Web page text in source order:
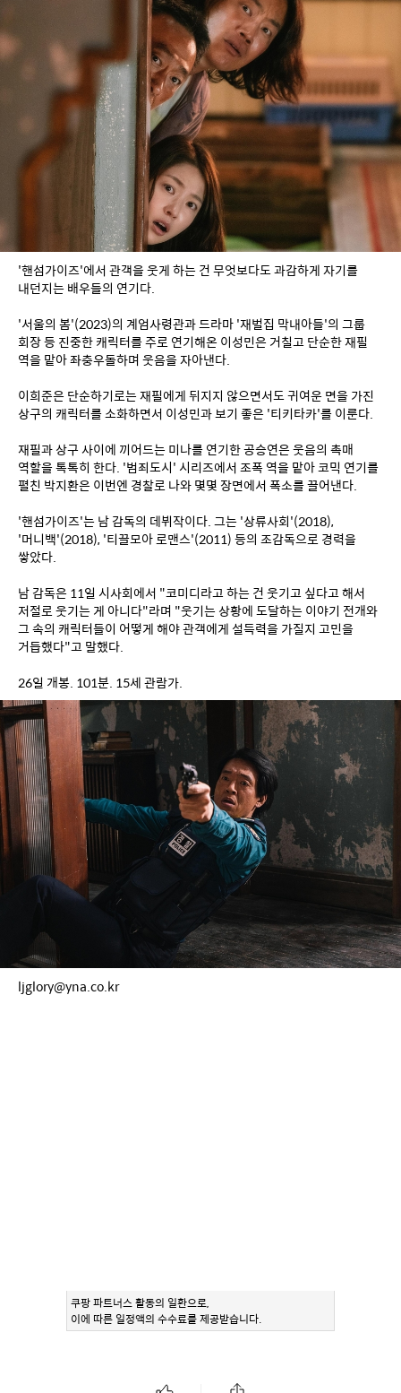
'핸섬가이즈'에서 관객을 웃게 하는 건 무엇보다도 과감하게 자기를
내던지는 배우들의 연기다.
'서울의 봄'(2023)의 계엄사령관과 드라마 '재벌집 막내아들'의 그룹
회장 등 진중한 캐릭터를 주로 연기해온 이성민은 거칠고 단순한 재필
역을 맡아 좌충우돌하며 웃음을 자아낸다.
이희준은 단순하기로는 재필에게 뒤지지 않으면서도 귀여운 면을 가진
상구의 캐릭터를 소화하면서 이성민과 보기 좋은 '티키타카'를 이룬다.
재필과 상구 사이에 끼어드는 미나를 연기한 공승연은 웃음의 촉매
역할을 톡톡히 한다. '범죄도시' 시리즈에서 조폭 역을 맡아 코믹 연기를
펼친 박지환은 이번엔 경찰로 나와 몇몇 장면에서 폭소를 끌어낸다.
'핸섬가이즈'는 남 감독의 데뷔작이다. 그는 '상류사회'(2018),
'머니백'(2018), '티끌모아 로맨스'(2011) 등의 조감독으로 경력을
쌓았다.
남 감독은 11일 시사회에서 "코미디라고 하는 건 웃기고 싶다고 해서
저절로 웃기는 게 아니다"라며 "웃기는 상황에 도달하는 이야기 전개와
그 속의 캐릭터들이 어떻게 해야 관객에게 설득력을 가질지 고민을
거듭했다"고 말했다.
26일 개봉. 101분. 15세 관람가.
ljglory@yna.co.kr
쿠팡 파트너스 활동의 일환으로,
이에 따른 일정액의 수수료를 제공받습니다.